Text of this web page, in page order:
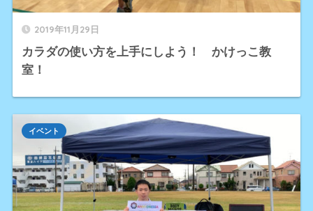
2019年11月29日
カラダの使い方を上手にしよう！ かけっこ教
室！
イベント